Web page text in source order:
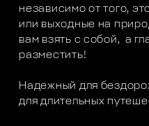
независимо от того,
или выходные на
вам взять с собой, а
разместить!
Надежный для
для длительных